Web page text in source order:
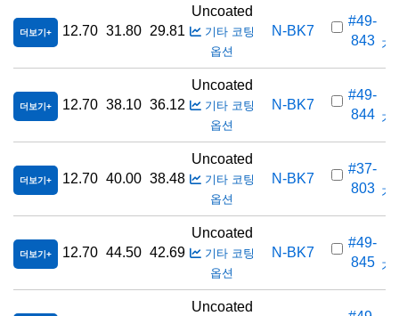
더보기 12.70 31.80 29.81
Uncoated
기타 코팅
옵션
N-BK7
#49-
843 가
더보기 12.70 38.10 36.12
Uncoated
기타 코팅
옵션
N-BK7
#49-
844 가
더보기 12.70 40.00 38.48
Uncoated
기타 코팅
옵션
N-BK7
#37-
803 가
더보기 12.70 44.50 42.69
Uncoated
기타 코팅
옵션
N-BK7
#49-
845 가
Uncoated